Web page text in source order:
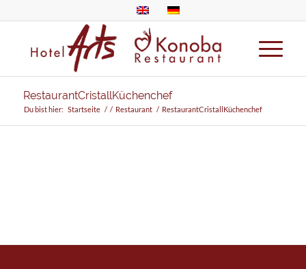
RestaurantCristallKüchenchef
Du bist hier: Startseite / / Restaurant / RestaurantCristallKüchenchef